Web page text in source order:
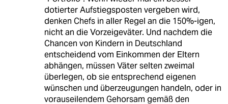
dotierter Aufstiegsposten vergeben wird,
denken Chefs in aller Regel an die 150%-igen,
nicht an die Vorzeigeväter. Und nachdem die
Chancen von Kindern in Deutschland
entscheidend vom Einkommen der Eltern
abhängen, müssen Väter selten zweimal
überlegen, ob sie entsprechend eigenen
wünschen und überzeugungen handeln, oder in
vorauseilendem Gehorsam gemäß den